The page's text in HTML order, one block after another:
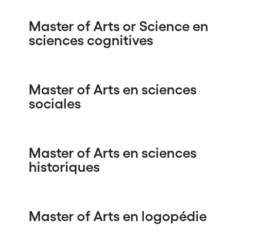
Master of Arts or Science en
sciences cognitives
Master of Arts en sciences
sociales
Master of Arts en sciences
historiques
Master of Arts en logopédie